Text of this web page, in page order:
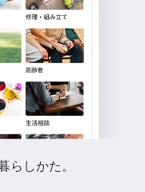
らしかた。